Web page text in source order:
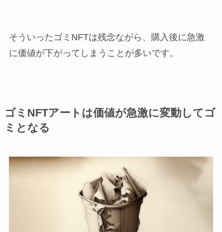
そういったゴミNFTは残念ながら、購入後に急激
に価値が下がってしまうことが多いです。
ゴミNFTアートは価値が急激に変動してゴ
ミとなる